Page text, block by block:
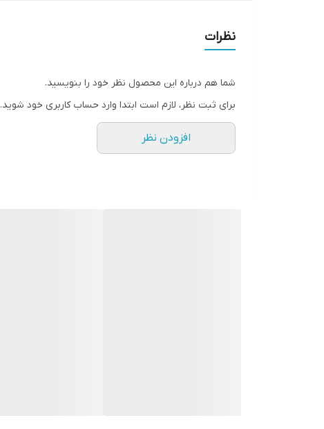
نظرات
شما هم درباره این محصول نظر خود را بنویسید.
برای ثبت نظر، لازم است ابتدا وارد حساب کاربری خود شوید.
افزودن نظر